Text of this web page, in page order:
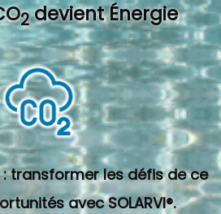
2devient Énergie
: transformer les défis de ce
avec SOLARVI®.